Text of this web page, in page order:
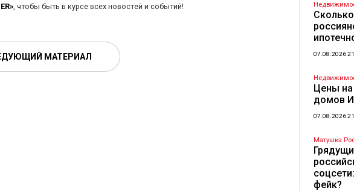
, чтобы быть в курсе всех новостей и событий!
МАТЕРИАЛ 07.08.2026
Цены на
домов
07.08.2026
Матушка
фейк?